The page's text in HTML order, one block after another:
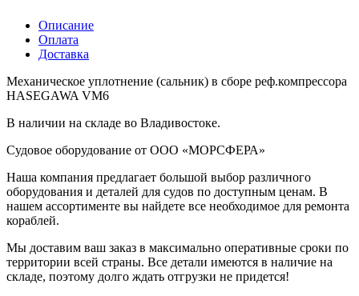
Описание
Оплата
Доставка
Механическое уплотнение (сальник) в сборе реф.компрессора
HASEGAWA VM6
В наличии на складе во Владивостоке.
Судовое оборудование от ООО «МОРСФЕРА»
Наша компания предлагает большой выбор различного
оборудования и деталей для судов по доступным ценам. В
нашем ассортименте вы найдете все необходимое для ремонта
кораблей.
Мы доставим ваш заказ в максимально оперативные сроки по
территории всей страны. Все детали имеются в наличие на
складе, поэтому долго ждать отгрузки не придется!